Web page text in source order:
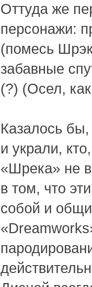
Оттуда же
персонажи:
(помесь
забавные
(?) (Осел,
Казалось
и украли,
«Шрека» не
в том, что
собой и